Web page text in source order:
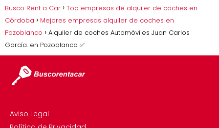
Busco Rent a Car
Top empresas de alquiler de coches en
Córdoba
Mejores empresas alquiler de coches en
Pozoblanco
Alquiler de coches Automóviles Juan Carlos
García. en Pozoblanco ✅
Aviso Legal